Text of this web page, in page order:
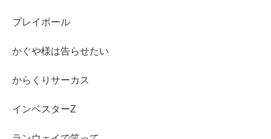
プレイボール
かぐや様は告らせたい
からくりサーカス
インベスターZ